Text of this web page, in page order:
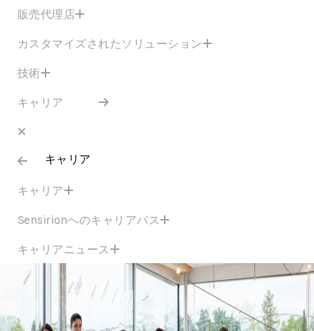
販売代理店
カスタマイズされたソリューション
技術
キャリア
キャリア
キャリア
Sensirionへのキャリアパス
キャリアニュース